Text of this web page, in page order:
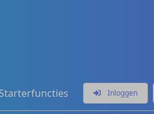
Starterfuncties Inloggen